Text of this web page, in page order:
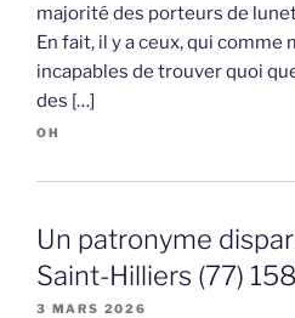
majorité des porteurs de
En fait, il y a ceux, qui
incapables de trouver quoi
des […]
OH
Un patronyme
Saint-Hilliers (77)
3 MARS 2026